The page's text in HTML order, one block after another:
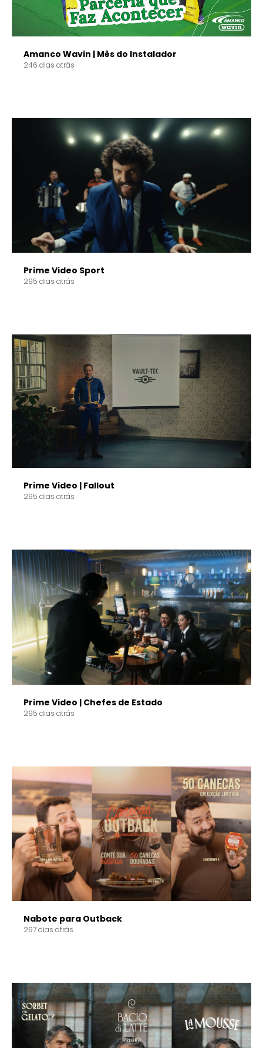
Amanco Wavin | Mês do Instalador
246 dias atrás
Prime Video Sport
295 dias atrás
Prime Video | Fallout
295 dias atrás
Prime Video | Chefes de Estado
295 dias atrás
Nabote para Outback
297 dias atrás